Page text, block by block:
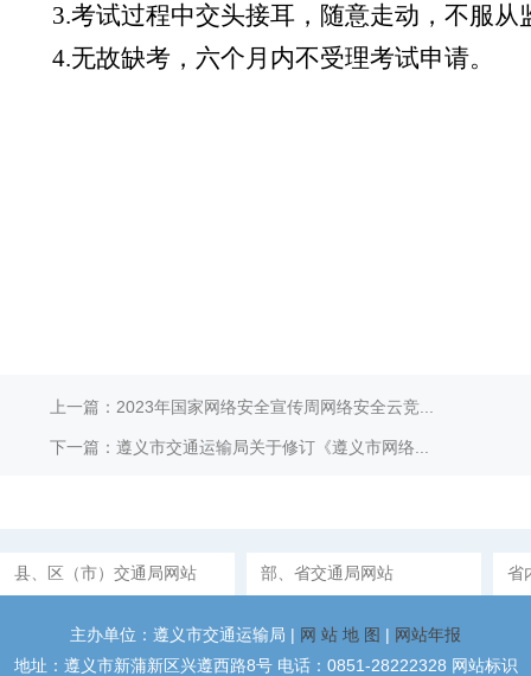
3.考试过程中交头接耳，随意走动，不服从
4.无故缺考，六个月内不受理考试申请。
上一篇：2023年国家网络安全宣传周网络安全云竞...
下一篇：遵义市交通运输局关于修订《遵义市网络...
县、区（市）交通局网站 部、省交通局网站 省
主办单位：遵义市交通运输局 | 网 站 地 图 | 网站年报
地址：遵义市新蒲新区兴遵西路8号 电话：0851-28222328 网站标识